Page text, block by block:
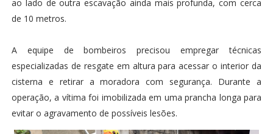
ao lado de outra escavação ainda mais profunda, com cerca
de 10 metros.
A equipe de bombeiros precisou empregar técnicas
especializadas de resgate em altura para acessar o interior da
cisterna e retirar a moradora com segurança. Durante a
operação, a vítima foi imobilizada em uma prancha longa para
evitar o agravamento de possíveis lesões.